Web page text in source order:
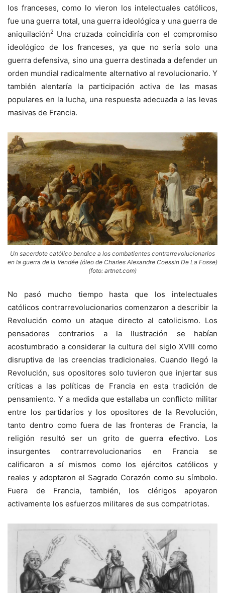
los franceses, como lo vieron los intelectuales católicos,
fue una guerra total, una guerra ideológica y una guerra de
aniquilación2 Una cruzada coincidiría con el compromiso
ideológico de los franceses, ya que no sería solo una
guerra defensiva, sino una guerra destinada a defender un
orden mundial radicalmente alternativo al revolucionario. Y
también alentaría la participación activa de las masas
populares en la lucha, una respuesta adecuada a las levas
masivas de Francia.
Un sacerdote católico bendice a los combatientes contrarrevolucionarios
en la guerra de la Vendée (óleo de Charles Alexandre Coessin De La Fosse)
(foto: artnet.com)
No pasó mucho tiempo hasta que los intelectuales
católicos contrarrevolucionarios comenzaron a describir la
Revolución como un ataque directo al catolicismo. Los
pensadores contrarios a la Ilustración se habían
acostumbrado a considerar la cultura del siglo XVIII como
disruptiva de las creencias tradicionales. Cuando llegó la
Revolución, sus opositores solo tuvieron que injertar sus
críticas a las políticas de Francia en esta tradición de
pensamiento. Y a medida que estallaba un conflicto militar
entre los partidarios y los opositores de la Revolución,
tanto dentro como fuera de las fronteras de Francia, la
religión resultó ser un grito de guerra efectivo. Los
insurgentes contrarrevolucionarios en Francia se
calificaron a sí mismos como los ejércitos católicos y
reales y adoptaron el Sagrado Corazón como su símbolo.
Fuera de Francia, también, los clérigos apoyaron
activamente los esfuerzos militares de sus compatriotas.